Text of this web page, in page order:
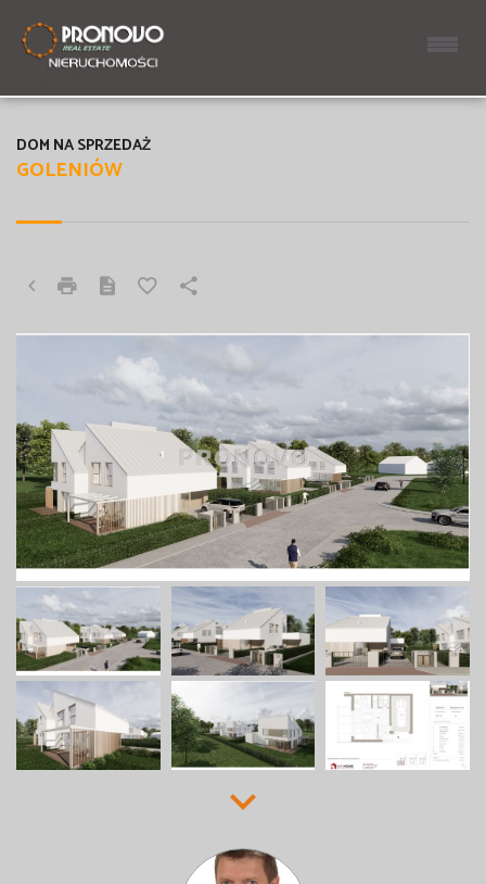
GOLENIÓW
DOM NA SPRZEDAŻ